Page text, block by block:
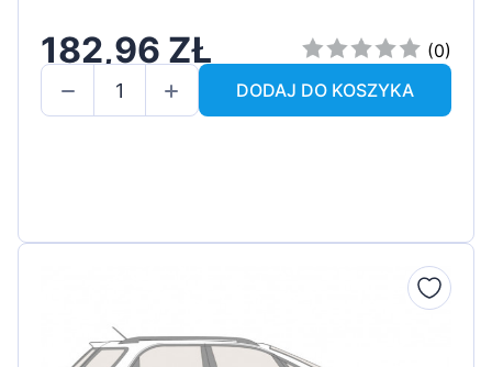
182,96 ZŁ
(0)
DODAJ DO KOSZYKA